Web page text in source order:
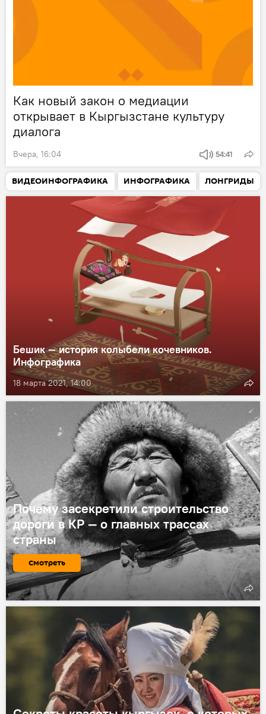
Как новый закон о медиации
открывает в Кыргызстане культуру
диалога
Вчера, 16:04 54:41
ВИДЕОИНФОГРАФИКА ИНФОГРАФИКА ЛОНГРИДЫ
Бешик — история колыбели кочевников.
Инфографика
18 марта 2021, 14:00
Почему засекретили строительство
дороги в КР — о главных трассах
страны
Смотреть